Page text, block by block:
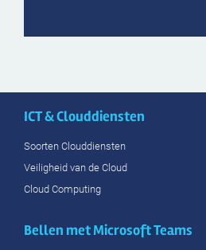
ICT & Clouddiensten
Soorten Clouddiensten
Veiligheid van de Cloud
Cloud Computing
Bellen met Microsoft Teams